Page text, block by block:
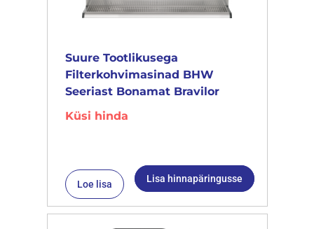
Suure Tootlikusega
Filterkohvimasinad BHW
Seeriast Bonamat Bravilor
Küsi hinda
Loe lisa Lisa hinnapäringusse